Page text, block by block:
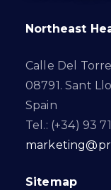
Northeast
Calle Del
08791. Sant
Spain
Tel.: (+34) 93
Sitemap